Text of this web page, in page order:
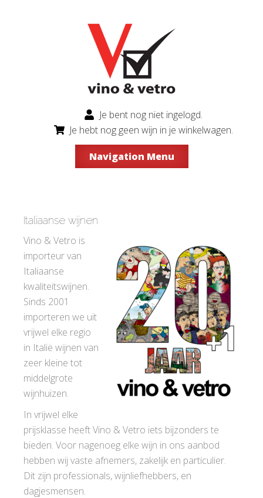
Je bent nog niet ingelogd.
Je hebt nog geen wijn in je winkelwagen.
Navigation Menu
Italiaanse wijnen
Vino & Vetro is
importeur van
Italiaanse
kwaliteitswijnen.
Sinds 2001
importeren we uit
vrijwel elke regio
in Italië wijnen van
zeer kleine tot
middelgrote
wijnhuizen.
In vrijwel elke
prijsklasse heeft Vino & Vetro iets bijzonders te
bieden. Voor nagenoeg elke wijn in ons aanbod
hebben wij vaste afnemers, zakelijk en particulier.
Dit zijn professionals, wijnliefhebbers, en
dagjesmensen.